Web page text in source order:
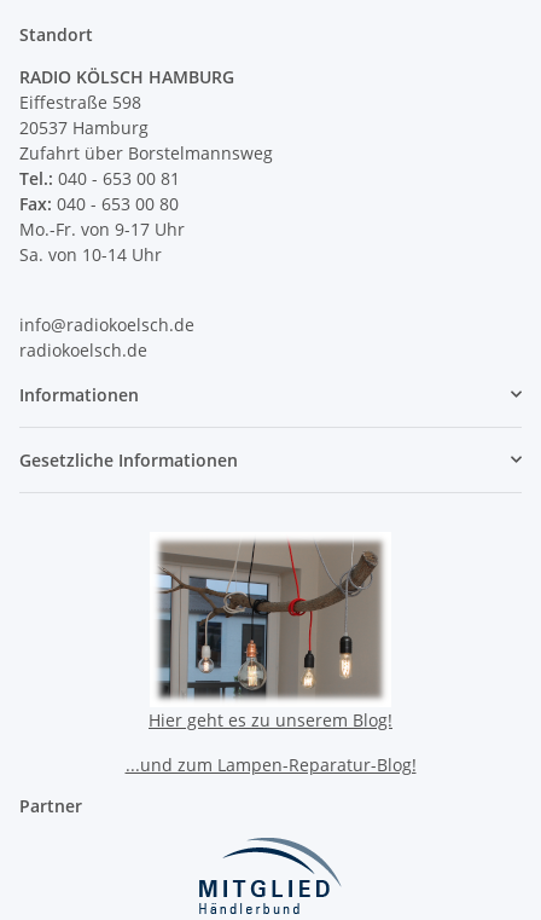
Standort
RADIO KÖLSCH HAMBURG
Eiffestraße 598
20537 Hamburg
Zufahrt über Borstelmannsweg
Tel.: 040 - 653 00 81
Fax: 040 - 653 00 80
Mo.-Fr. von 9-17 Uhr
Sa. von 10-14 Uhr
info@radiokoelsch.de
radiokoelsch.de
Informationen
Gesetzliche Informationen
Hier geht es zu unserem Blog!
...und zum Lampen-Reparatur-Blog!
Partner